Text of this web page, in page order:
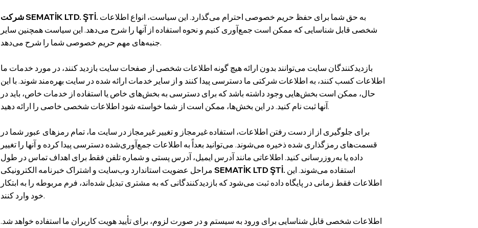
شرکت SEMATİK LTD. ŞTİ.
شخصی قابل شناسایی که ممکن است جمع‌آوری کنیم و نحوه استفاده از آنها را شرح می‌دهد. این سیاست همچنین سایر
جنبه‌های مهم حریم خصوصی شما را شرح می‌دهد.
بازدیدکنندگان سایت می‌توانند بدون ارائه هیچ گونه اطلاعات شخصی از صفحات سایت بازدید کنند، در مورد خدمات ما
اطلاعات کسب کنند، به اطلاعات شرکتی ما دسترسی پیدا کنند و از سایر خدمات ارائه شده در سایت بهره‌مند شوند. با این
حال، ممکن است بخش‌هایی وجود داشته باشد که برای دسترسی به بخش‌های خاص یا استفاده از خدمات خاص، باید در
آنها ثبت نام کنید. در این بخش‌ها، ممکن است از شما خواسته شود اطلاعات شخصی خاصی را ارائه دهید.
برای جلوگیری از از دست رفتن اطلاعات، استفاده غیرمجاز و تغییر غیرمجاز در سایت ما، تمام رمزهای عبور شما در
قسمت‌های رمزگذاری شده ذخیره می‌شوند. می‌توانید بعداً به اطلاعات جمع‌آوری‌شده دسترسی پیدا کرده و آنها را تغییر
داده یا به‌روزرسانی کنید. اطلاعاتی مانند آدرس ایمیل، آدرس پستی و شماره تلفن فقط برای اهداف تماس در طول
مراحل عضویت استاندارد وب‌سایت و اشتراک خبرنامه الکترونیکیSEMATİK LTD ŞTİ.
اطلاعات فقط زمانی در پایگاه داده ثبت می‌شود که بازدیدکنندگانی که به مشتری تبدیل شده‌اند، فرم مربوطه را به ابتکار
خود وارد کنند.
اطلاعات شخصی قابل شناسایی برای ورود به سیستم و در صورت لزوم، برای تأیید هویت کاربران ما استفاده خواهد شد.